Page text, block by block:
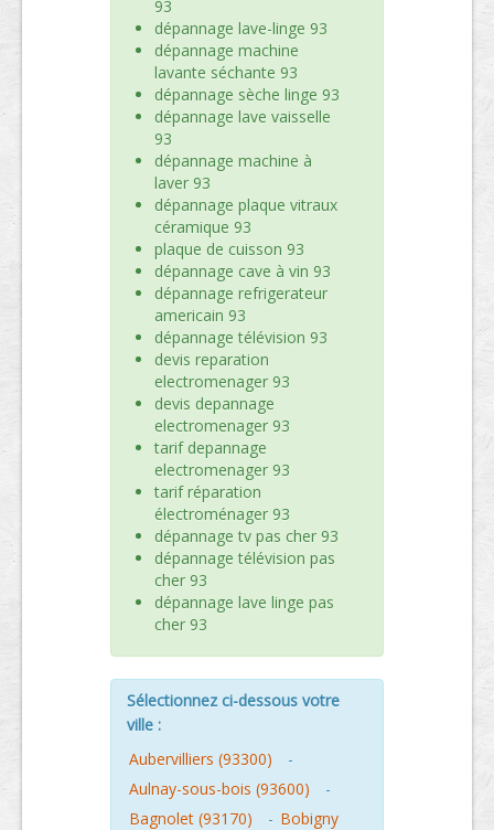
93
dépannage lave-linge 93
dépannage machine
lavante séchante 93
dépannage sèche linge 93
dépannage lave vaisselle
93
dépannage machine à
laver 93
dépannage plaque vitraux
céramique 93
plaque de cuisson 93
dépannage cave à vin 93
dépannage refrigerateur
americain 93
dépannage télévision 93
devis reparation
electromenager 93
devis depannage
electromenager 93
tarif depannage
electromenager 93
tarif réparation
électroménager 93
dépannage tv pas cher 93
dépannage télévision pas
cher 93
dépannage lave linge pas
cher 93
Sélectionnez ci-dessous votre
ville :
Aubervilliers (93300)
-
Aulnay-sous-bois (93600)
-
Bagnolet (93170)
- Bobigny